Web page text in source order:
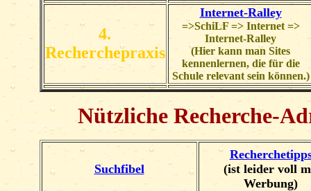
4.
Recherchepraxis
Internet-Ralley
=>SchiLF => Internet =>
Internet-Ralley
(Hier kann man Sites
kennenlernen, die für die
Schule relevant sein können.)
Nützliche Recherche-
Suchfibel
(ist leider voll
Werbung)